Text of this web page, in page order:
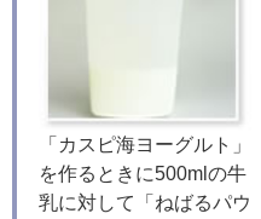
「カスピ海ヨーグルト」
を作るときに500mlの牛
乳に対して「ねばるパウ